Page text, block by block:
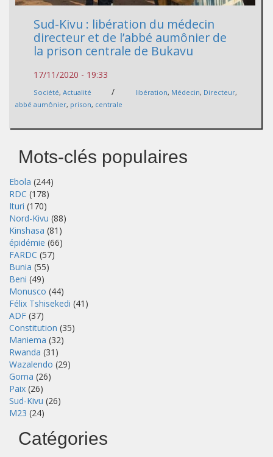
Sud-Kivu : libération du médecin
directeur et de l’abbé aumônier de
la prison centrale de Bukavu
17/11/2020 - 19:33
Société, Actualité / libération, Médecin, Directeur,
abbé aumônier, prison, centrale
Mots-clés populaires
Ebola (244)
RDC (178)
Ituri (170)
Nord-Kivu (88)
Kinshasa (81)
épidémie (66)
FARDC (57)
Bunia (55)
Beni (49)
Monusco (44)
Félix Tshisekedi (41)
ADF (37)
Constitution (35)
Maniema (32)
Rwanda (31)
Wazalendo (29)
Goma (26)
Paix (26)
Sud-Kivu (26)
M23 (24)
Catégories